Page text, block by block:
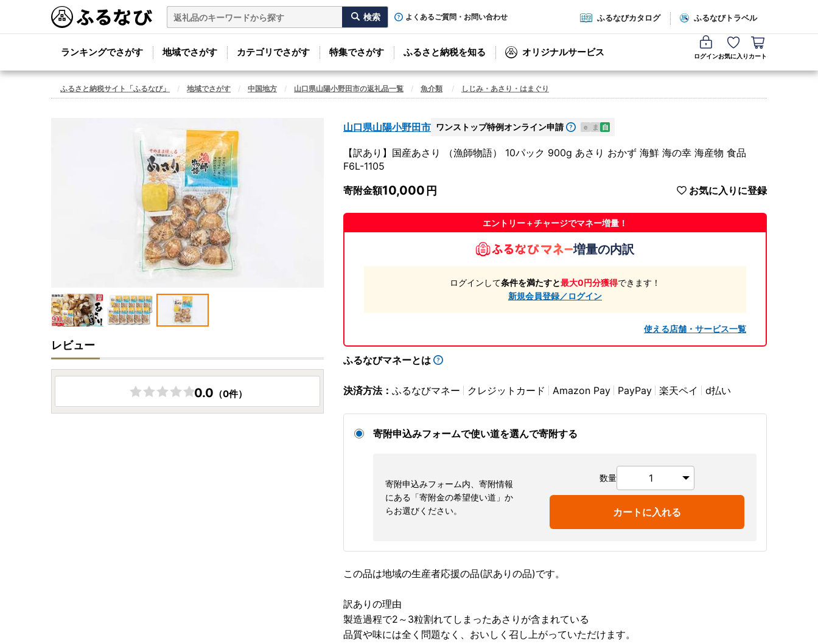
よくあるご質問・お問い合わせ ふるなびカタログ ふるなびトラベル
ランキングでさがす 地域でさがす カテゴリでさがす 特集でさがす ふるさと納税を知る オリジナルサービス ログインお気に入り カート
ふるさと納税サイト「ふるなび」 地域でさがす 中国地方 山口県山陽小野田市の返礼品一覧 魚介類 しじみ・あさり・はまぐり
山口県山陽小野田市 ワンストップ特例オンライン申請 e ま 自
【訳あり】国産あさり （漁師物語） 10パック 900g あさり おかず 海鮮 海の幸 海産物 食品
F6L-1105
寄附金額10,000 お気に入りに登録
エントリー＋チャージでマネー増量！
増量の内訳
ログインして条件を満たすと最大0円分獲得できます！
新規会員登録／ログイン
使える店舗・サービス一覧
ふるなびマネーとは
決済方法： ふるなびマネー クレジットカード Amazon Pay PayPay 楽天ペイ d払い
寄附申込みフォームで使い道を選んで寄附する
寄附申込みフォーム内、寄附情報
にある「寄附金の希望使い道」か
らお選びください。
数量
カートに入れる
この品は地域の生産者応援の品(訳ありの品)です。
訳ありの理由
製造過程で2～3粒割れてしまったあさりが含まれている
品質や味には全く問題なく、おいしく召し上がっていただけます。
レビュー
0.0 （0件）